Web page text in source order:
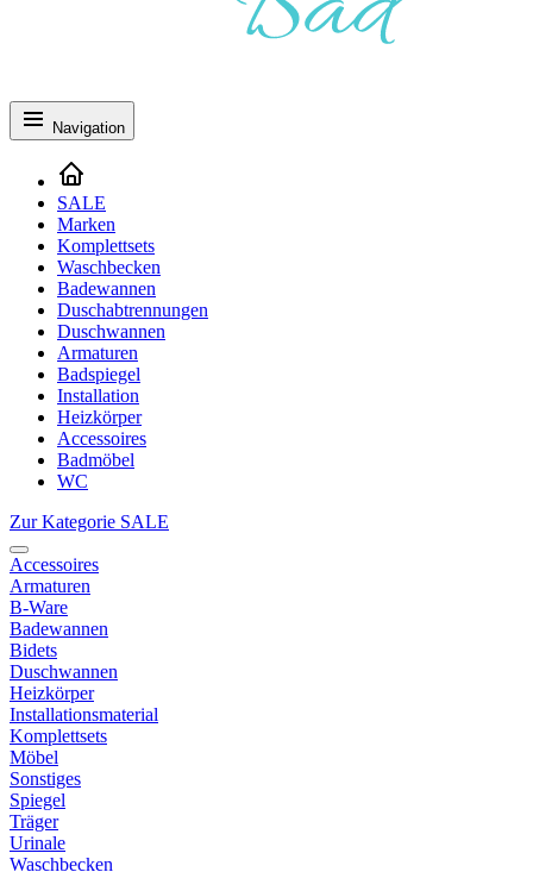
Navigation
SALE
Marken
Komplettsets
Waschbecken
Badewannen
Duschabtrennungen
Duschwannen
Armaturen
Badspiegel
Installation
Heizkörper
Accessoires
Badmöbel
WC
Zur Kategorie SALE
Accessoires
Armaturen
B-Ware
Badewannen
Bidets
Duschwannen
Heizkörper
Installationsmaterial
Komplettsets
Möbel
Sonstiges
Spiegel
Träger
Urinale
Waschbecken